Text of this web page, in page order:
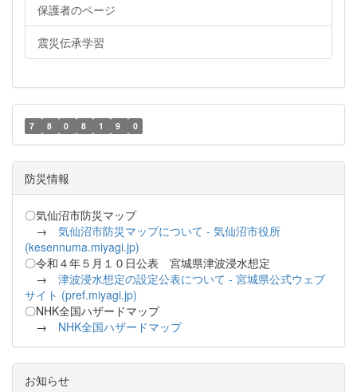
保護者のページ
震災伝承学習
7 8 0 8 1 9 0
防災情報
〇気仙沼市防災マップ
→ 気仙沼市防災マップについて - 気仙沼市役所
(kesennuma.miyagi.jp)
〇令和４年５月１０日公表 宮城県津波浸水想定
→ 津波浸水想定の設定公表について - 宮城県公式ウェブ
サイト (pref.miyagi.jp)
〇NHK全国ハザードマップ
→ NHK全国ハザードマップ
お知らせ